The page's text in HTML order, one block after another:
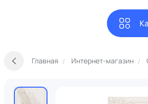
Главная Интернет-магазин